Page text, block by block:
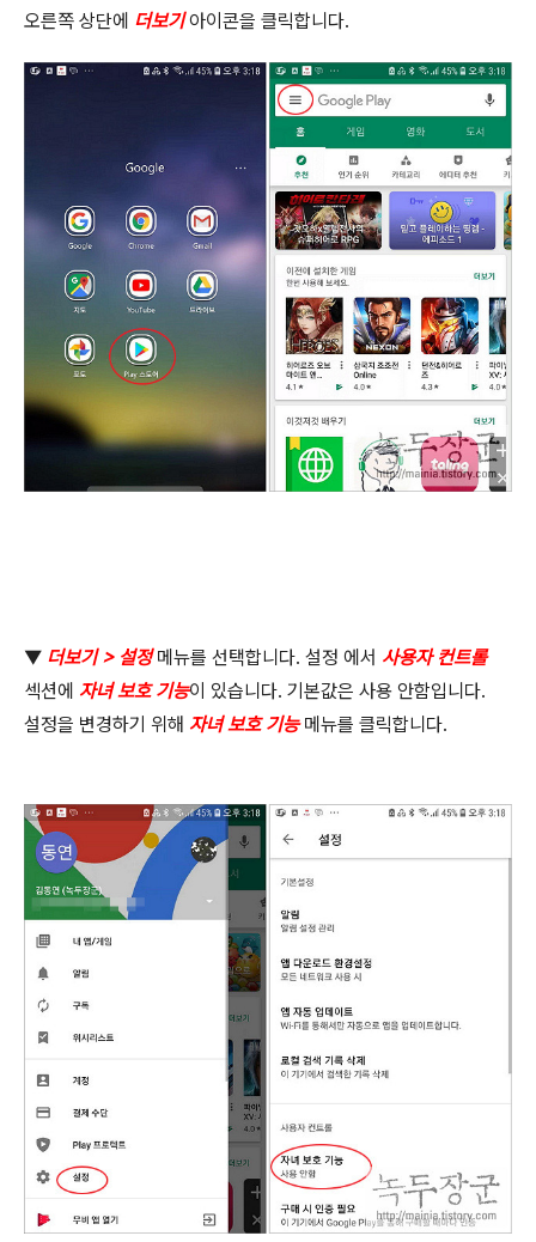
오른쪽 상단에 더보기 아이콘을 클릭합니다.
▼ 더보기> 설정 메뉴를 선택합니다. 설정 에서 사용자 컨트롤
섹션에 자녀 보호 기능이 있습니다. 기본값은 사용 안함입니다.
설정을 변경하기 위해 자녀 보호 기능메뉴를 클릭합니다.